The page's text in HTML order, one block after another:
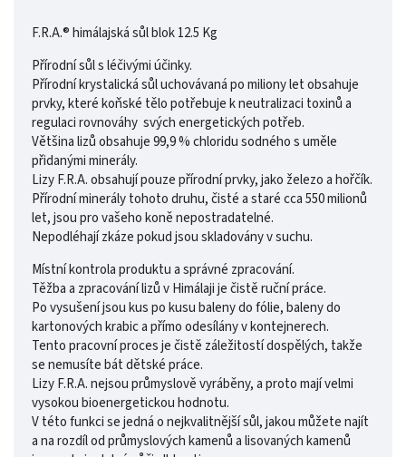
F.R.A.® himálajská sůl blok 12.5 Kg
Přírodní sůl s léčivými účinky.
Přírodní krystalická sůl uchovávaná po miliony let obsahuje
prvky, které koňské tělo potřebuje k neutralizaci toxinů a
regulaci rovnováhy svých energetických potřeb.
Většina lizů obsahuje 99,9 % chloridu sodného s uměle
přidanými minerály.
Lizy F.R.A. obsahují pouze přírodní prvky, jako železo a hořčík.
Přírodní minerály tohoto druhu, čisté a staré cca 550 milionů
let, jsou pro vašeho koně nepostradatelné.
Nepodléhají zkáze pokud jsou skladovány v suchu.
Místní kontrola produktu a správné zpracování.
Těžba a zpracování lizů v Himálaji je čistě ruční práce.
Po vysušení jsou kus po kusu baleny do fólie, baleny do
kartonových krabic a přímo odesílány v kontejnerech.
Tento pracovní proces je čistě záležitostí dospělých, takže
se nemusíte bát dětské práce.
Lizy F.R.A. nejsou průmyslově vyráběny, a proto mají velmi
vysokou bioenergetickou hodnotu.
V této funkci se jedná o nejkvalitnější sůl, jakou můžete najít
a na rozdíl od průmyslových kamenů a lisovaných kamenů